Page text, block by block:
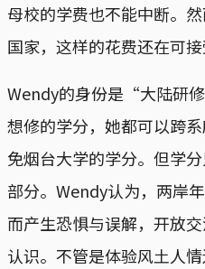
母校的学费也不能中断。
国家，这样的花费还在可接
Wendy的身份是“大陆研
想修的学分，她都可以跨
免烟台大学的学分。但学
部分。Wendy认为，两岸
而产生恐惧与误解，开放
认识。不管是体验风土人